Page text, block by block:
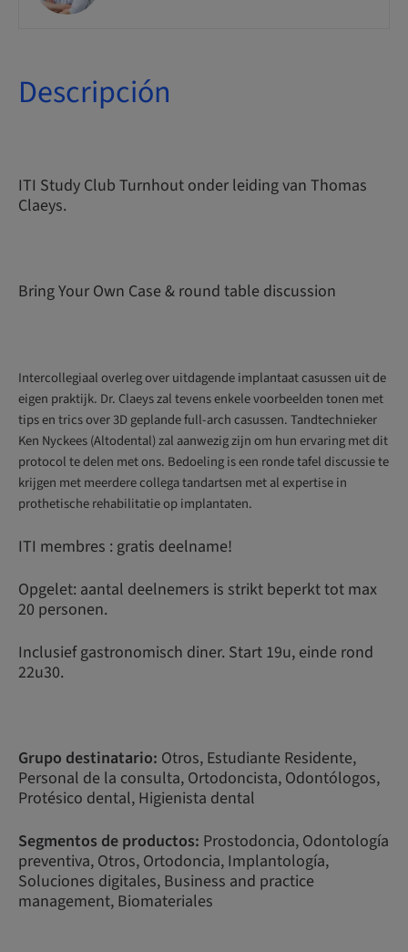
Descripción
ITI Study Club Turnhout onder leiding van Thomas
Claeys.
Bring Your Own Case & round table discussion
Intercollegiaal overleg over uitdagende implantaat casussen uit de
eigen praktijk. Dr. Claeys zal tevens enkele voorbeelden tonen met
tips en trics over 3D geplande full-arch casussen. Tandtechnieker
Ken Nyckees (Altodental) zal aanwezig zijn om hun ervaring met dit
protocol te delen met ons. Bedoeling is een ronde tafel discussie te
krijgen met meerdere collega tandartsen met al expertise in
prothetische rehabilitatie op implantaten.
ITI membres : gratis deelname!
Opgelet: aantal deelnemers is strikt beperkt tot max
20 personen.
Inclusief gastronomisch diner. Start 19u, einde rond
22u30.
Grupo destinatario: Otros, Estudiante Residente,
Personal de la consulta, Ortodoncista, Odontólogos,
Protésico dental, Higienista dental
Segmentos de productos: Prostodoncia, Odontología
preventiva, Otros, Ortodoncia, Implantología,
Soluciones digitales, Business and practice
management, Biomateriales